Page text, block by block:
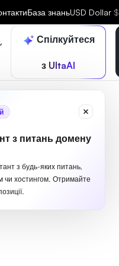
База знаньUSD Dollar $
Спілкуйтеся
з UltaAI
з питань домену
з будь-яких питань,
чи хостингом. Отримайте